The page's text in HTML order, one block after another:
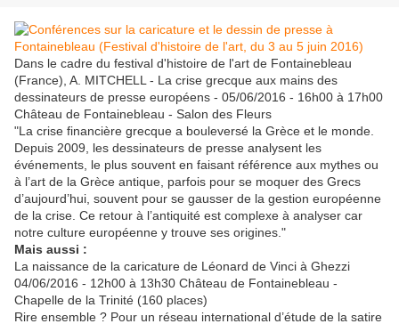
Dans le cadre du festival d'histoire de l'art de Fontainebleau
(France), A. MITCHELL - La crise grecque aux mains des
dessinateurs de presse européens - 05/06/2016 - 16h00 à 17h00
Château de Fontainebleau - Salon des Fleurs
"La crise financière grecque a bouleversé la Grèce et le monde.
Depuis 2009, les dessinateurs de presse analysent les
événements, le plus souvent en faisant référence aux mythes ou
à l’art de la Grèce antique, parfois pour se moquer des Grecs
d’aujourd’hui, souvent pour se gausser de la gestion européenne
de la crise. Ce retour à l’antiquité est complexe à analyser car
notre culture européenne y trouve ses origines."
Mais aussi :
La naissance de la caricature de Léonard de Vinci à Ghezzi
04/06/2016 - 12h00 à 13h30 Château de Fontainebleau -
Chapelle de la Trinité (160 places)
Rire ensemble ? Pour un réseau international d’étude de la satire